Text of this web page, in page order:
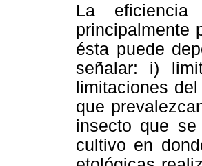
La
principalmente
ésta puede
señalar: i)
limitaciones
que
insecto que
cultivo en